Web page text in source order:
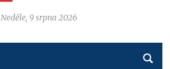
Neděle, 9 srpna 2026